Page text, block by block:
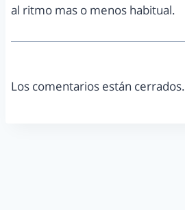
al ritmo mas o menos habitual.
Los comentarios están cerrados.